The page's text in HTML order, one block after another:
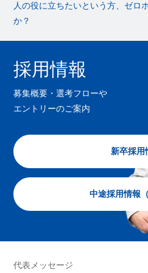
人の役に立ちたいという方、ゼロ
か？
採用情報
募集概要・選考フローや
エントリーのご案内
新卒採用
中途採用情報
代表メッセージ